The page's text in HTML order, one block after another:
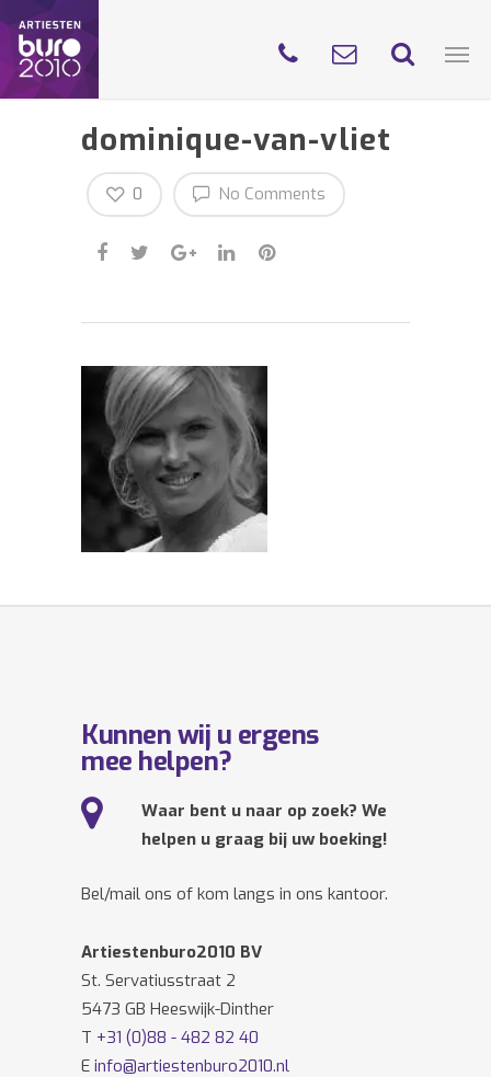
dominique-van-vliet
No Comments
0
Kunnen wij u ergens
mee helpen?
Waar bent u naar op zoek? We
helpen u graag bij uw boeking!
Bel/mail ons of kom langs in ons kantoor.
Artiestenburo2010 BV
St. Servatiusstraat 2
5473 GB Heeswijk-Dinther
T +31 (0)88 - 482 82 40
E info@artiestenburo2010.nl